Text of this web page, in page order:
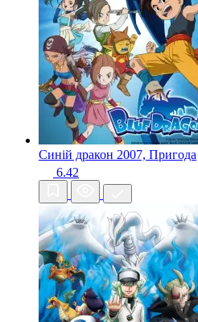
Синій дракон 2007, Пригода
6.42